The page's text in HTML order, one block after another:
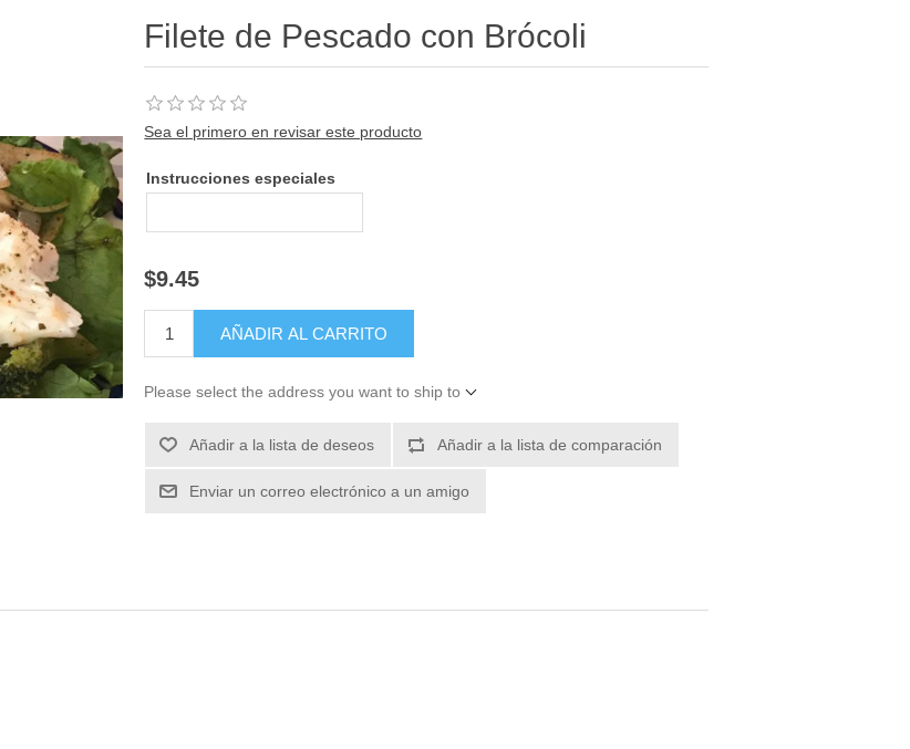
Filete de Pescado con Brócoli
Sea el primero en revisar este producto
Instrucciones especiales
$9.45
Please select the address you want to ship to